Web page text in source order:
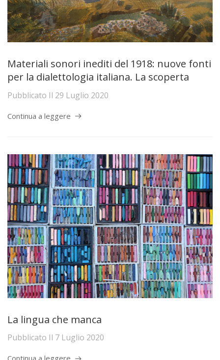
Materiali sonori inediti del 1918: nuove fonti
per la dialettologia italiana. La scoperta
Pubblicato Il 29 Luglio 2020
Continua a leggere
La lingua che manca
Pubblicato Il 7 Luglio 2020